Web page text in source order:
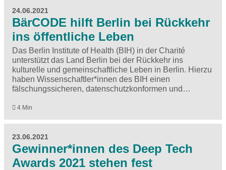
24.06.2021
BärCODE hilft Berlin bei Rückkehr
ins öffentliche Leben
Das Berlin Institute of Health (BIH) in der Charité
unterstützt das Land Berlin bei der Rückkehr ins
kulturelle und gemeinschaftliche Leben in Berlin. Hierzu
haben Wissenschaftler*innen des BIH einen
fälschungssicheren, datenschutzkonformen und…
4 Min
23.06.2021
Gewinner*innen des Deep Tech
Awards 2021 stehen fest